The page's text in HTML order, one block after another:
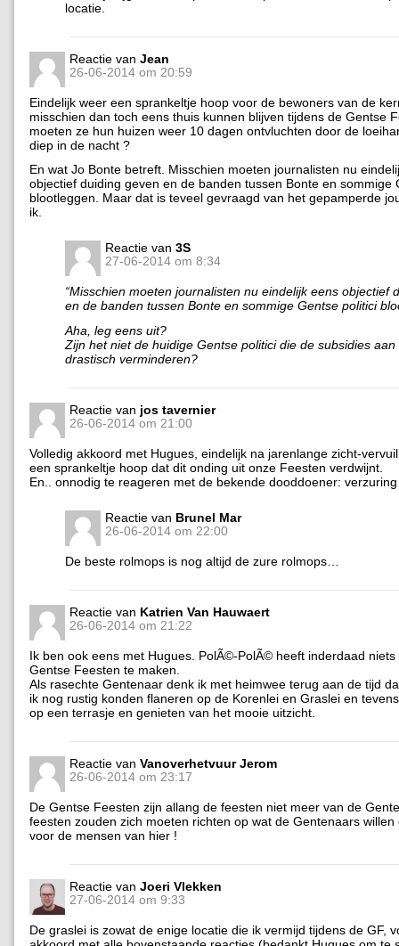
locatie.
Reactie van Jean
26-06-2014 om 20:59
Eindelijk weer een sprankeltje hoop voor de bewoners van de
misschien dan toch eens thuis kunnen blijven tijdens de Gentse
moeten ze hun huizen weer 10 dagen ontvluchten door de
diep in de nacht ?
En wat Jo Bonte betreft. Misschien moeten journalisten nu
objectief duiding geven en de banden tussen Bonte en sommige
blootleggen. Maar dat is teveel gevraagd van het gepamperde
ik.
Reactie van 3S
27-06-2014 om 8:34
“Misschien moeten journalisten nu eindelijk eens objectief
en de banden tussen Bonte en sommige Gentse politici
Aha, leg eens uit?
Zijn het niet de huidige Gentse politici die de subsidies
drastisch verminderen?
Reactie van jos tavernier
26-06-2014 om 21:00
Volledig akkoord met Hugues, eindelijk na jarenlange zicht-
een sprankeltje hoop dat dit onding uit onze Feesten verdwijnt.
En.. onnodig te reageren met de bekende dooddoener:
Reactie van Brunel Mar
26-06-2014 om 22:00
De beste rolmops is nog altijd de zure rolmops…
Reactie van Katrien Van Hauwaert
26-06-2014 om 21:22
Ik ben ook eens met Hugues. PolÃ©-PolÃ© heeft inderdaad niets
Gentse Feesten te maken.
Als rasechte Gentenaar denk ik met heimwee terug aan de tijd
ik nog rustig konden flaneren op de Korenlei en Graslei en
op een terrasje en genieten van het mooie uitzicht.
Reactie van Vanoverhetvuur Jerom
26-06-2014 om 23:17
De Gentse Feesten zijn allang de feesten niet meer van de
feesten zouden zich moeten richten op wat de Gentenaars willen
voor de mensen van hier !
Reactie van Joeri Vlekken
27-06-2014 om 9:33
De graslei is zowat de enige locatie die ik vermijd tijdens de GF,